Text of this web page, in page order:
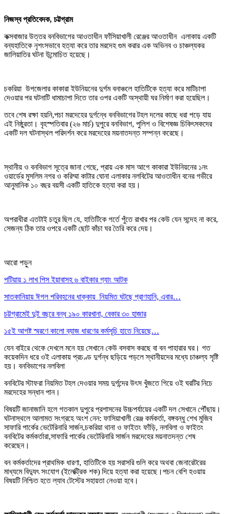
নিজস্ব প্রতিবেদক, চট্টগ্রাম
কক্সবাজার উত্তর বনবিভাগের আওতাধীন ফাঁসিয়াখালী রেঞ্জের আওতাধীন এলাকায় একটি
বন্যহাতিকে নৃশংসভাবে হত্যা করে তার মরদেহ গুম করার এক অভিনব ও চাঞ্চল্যকর
জালিয়াতির ঘটনা উন্মোচিত হয়েছে।
চকরিয়া উপজেলার কাকারা ইউনিয়নের দুর্গম বনাঞ্চলে হাতিটিকে হত্যা করে মাটিচাপা
দেওয়ার পর ঘটনাটি ধামাচাপা দিতে তার ওপর একটি অস্থায়ী ঘর নির্মাণ করা হয়েছিল।
তবে শেষ রক্ষা হয়নি,পচা মরদেহের দুর্গন্ধে বনবিভাগের টহল দলের কাছে ধরা পড়ে যায়
এই নিষ্ঠুরতা। বৃহস্পতিবার (২৬ মার্চ) দুপুরে বনবিভাগ, পুলিশ ও বিশেষজ্ঞ চিকিৎসকদের
একটি দল ঘটনাস্থল পরিদর্শন করে মরদেহের ময়নাতদন্ত সম্পন্ন করেছে।
স্থানীয় ও বনবিভাগ সূত্রে জানা গেছে, প্রায় এক মাস আগে কাকারা ইউনিয়নের ১নং
ওয়ার্ডের মুসলিম নগর ও করিম্মা কাটার ঘোনা এলাকার নলবিটের আওতাধীন বনের গভীরে
আনুমানিক ১০ বছর বয়সী একটি হাতিকে হত্যা করা হয়।
অপরাধীরা এতটাই চতুর ছিল যে, হাতিটিকে গর্তে পুঁতে রাখার পর কেউ যেন সন্দেহ না করে,
সেজন্য ঠিক তার ওপরে একটি ছোট কাঁচা ঘর তৈরি করে দেয়।
আরো পড়ুন
পটিয়ায় ১ লাখ পিস ইয়াবাসহ ৬ বাইকার গ্যাং আটক
সাতকানিয়ায় ঈগল পরিবহনের ধাক্কায় নিয়মিত ঘটছে প্রাণহানি, এবার…
চট্টগ্রামেই দুই বছরে বন্ধ ১৯০ কারখানা, বেকার ৩০ হাজার
১৫ই আগষ্ট স্মরণে কালো ব্যাজ ধারণের কর্মসূচি হাতে নিয়েছে…
যেন বাইরে থেকে দেখলে মনে হয় সেখানে কেউ বসবাস করছে বা বন পাহারার ঘর। গত
কয়েকদিন ধরে ওই এলাকায় প্রচণ্ড দুর্গন্ধ ছড়িয়ে পড়লে স্থানীয়দের মধ্যে চাঞ্চল্য সৃষ্টি
হয়। বনবিভাগের নলবিলা
বনবিটের স্টাফরা নিয়মিত টহল দেওয়ার সময় দুর্গন্দের উৎস খুঁজতে গিয়ে ওই ঘরটির নিচে
মরদেহের সন্ধান পান।
বিষয়টি জানাজানি হলে গতকাল দুপুরে প্রশাসনের উচ্চপর্যায়ের একটি দল সেখানে পৌঁছায়।
ঘটনাস্থলে আলামত সংগ্রহে অংশ নেন: ফাসিয়াখালী রেঞ্জ কর্মকর্তা, বঙ্গবন্ধু শেখ মুজিব
সাফারি পার্কের ভেটেরিনারি সার্জন,চকরিয়া থানা ও ফাইতং ফাঁড়ি, নলবিলা ও ফাইতং
বনবিটের কর্মকর্তারা,সাফারি পার্কের ভেটেরিনারি সার্জন মরদেহের ময়নাতদন্ত শেষ
করেছেন।
বন কর্মকর্তাদের প্রাথমিক ধারণা, হাতিটিকে হয় সরাসরি গুলি করে অথবা জেনারেটরের
মাধ্যমে বিদ্যুৎ সংযোগ (ইলেক্ট্রিক শক) দিয়ে হত্যা করা হয়েছে।পচন বেশি হওয়ায়
বিষয়টি নিশ্চিত হতে ল্যাব টেস্টের সহায়তা নেওয়া হবে।